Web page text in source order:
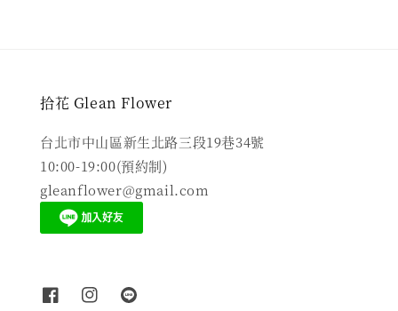
拾花 Glean Flower
台北市中山區新生北路三段19巷34號
10:00-19:00(預約制)
gleanflower@gmail.com